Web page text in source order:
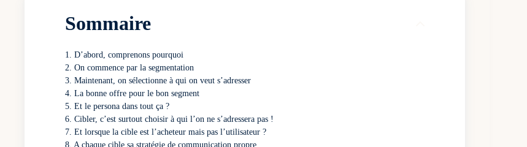
Sommaire
D’abord, comprenons pourquoi
On commence par la segmentation
Maintenant, on sélectionne à qui on veut s’adresser
La bonne offre pour le bon segment
Et le persona dans tout ça ?
Cibler, c’est surtout choisir à qui l’on ne s’adressera pas !
Et lorsque la cible est l’acheteur mais pas l’utilisateur ?
A chaque cible sa stratégie de communication propre